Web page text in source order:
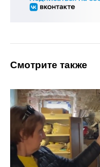
Смотрите также